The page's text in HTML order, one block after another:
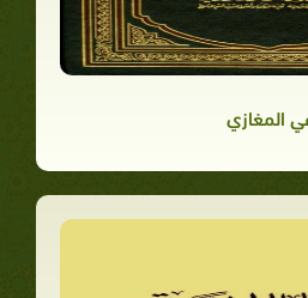
المغازي